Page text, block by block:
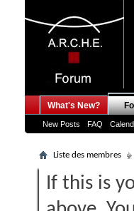
What's New?
New Posts FAQ
Liste des membres
If this is